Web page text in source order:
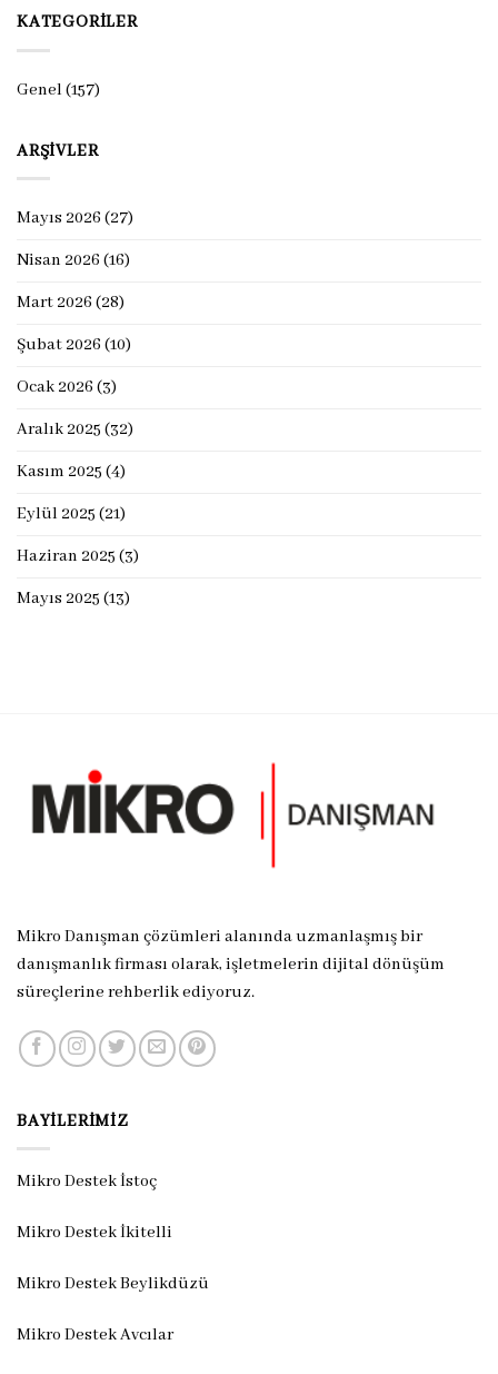
KATEGORILER
Genel(157)
ARŞIVLER
Mayıs 2026 (27)
Nisan 2026 (16)
Mart 2026 (28)
Şubat 2026 (10)
Ocak 2026 (3)
Aralık 2025 (32)
Kasım 2025 (4)
Eylül 2025 (21)
Haziran 2025 (3)
Mayıs 2025 (13)
Mikro Danışman çözümleri alanında uzmanlaşmış bir
danışmanlık firması olarak, işletmelerin dijital dönüşüm
süreçlerine rehberlik ediyoruz.
BAYILERIMIZ
Mikro Destek İstoç
Mikro Destek İkitelli
Mikro Destek Beylikdüzü
Mikro Destek Avcılar